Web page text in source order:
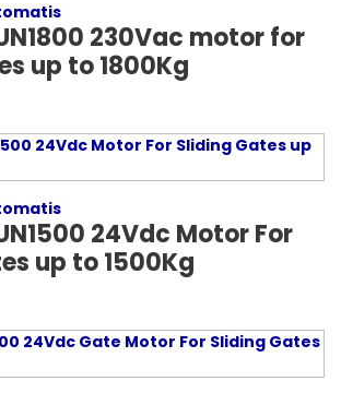
230Vac motor for
up to 1800Kg
24Vdc Motor For
up to 1500Kg